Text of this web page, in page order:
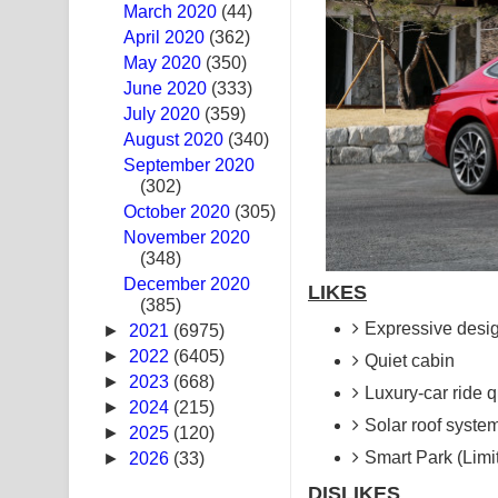
Swetha Sande Song Lyrics - ශ්වේත සඳේ ගීතයේ පද
Ma Igili Giya Lyrics - මා ඉගිලී ගියා ගීතයේ පද පෙළ
Ras Balan Song Lyrics - රැස් බලන් ගීතයේ පද පෙළ
Hoda sihiyen Song Lyrics - හොද සිහියෙන් ගීතයේ
Awanken Song Lyrics - අවංකෙන් ගීතයේ පද පෙළ
Pa Sina Song Lyrics - පෑ සිනා ගීතයේ පද පෙළ
Pemwanthiye Song Lyrics - පෙම්වන්තියේ ගීතයේ පද
Manobhawa Song Lyrics - මනෝභව ගීතයේ පද පෙළ
Akahe Indala Song Lyrics - ආකාහේ ඉඳලා ගීතයේ
Raawaya Song Lyrics - රාවය ගීතයේ පද පෙළ
Saddeta Denna Song Lyrics - සද්දෙට දෙන්න ගීතයේ
March 2020 (44)
April 2020 (362)
May 2020 (350)
June 2020 (333)
July 2020 (359)
August 2020 (340)
September 2020
(302)
October 2020 (305)
November 2020
(348)
December 2020
(385)
► 2021 (6975)
► 2022 (6405)
► 2023 (668)
► 2024 (215)
► 2025 (120)
► 2026 (33)
LIKES
Expressive
Quiet cabin
Luxury-car ride
Solar roof
Smart Park